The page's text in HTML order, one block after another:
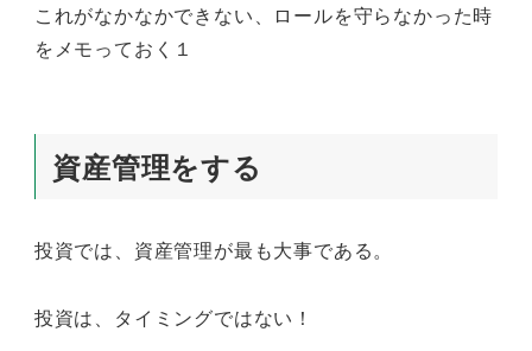
これがなかなかできない、ロールを守らなかった時
をメモっておく１
資産管理をする
投資では、資産管理が最も大事である。
投資は、タイミングではない！